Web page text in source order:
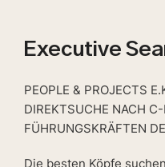
Executive
PEOPLE & PROJECTS
DIREKTSUCHE NACH
FÜHRUNGSKRÄFTEN
Die besten Köpfe